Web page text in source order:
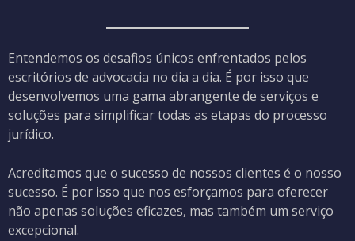
Entendemos os desafios únicos enfrentados pelos
escritórios de advocacia no dia a dia. É por isso que
desenvolvemos uma gama abrangente de serviços e
soluções para simplificar todas as etapas do processo
jurídico.
Acreditamos que o sucesso de nossos clientes é o nosso
sucesso. É por isso que nos esforçamos para oferecer
não apenas soluções eficazes, mas também um serviço
excepcional.